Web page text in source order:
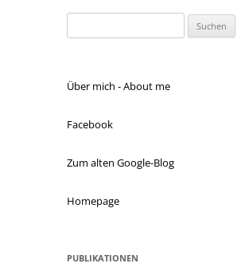
nach:
Über mich - About me
Facebook
Zum alten Google-Blog
Homepage
PUBLIKATIONEN